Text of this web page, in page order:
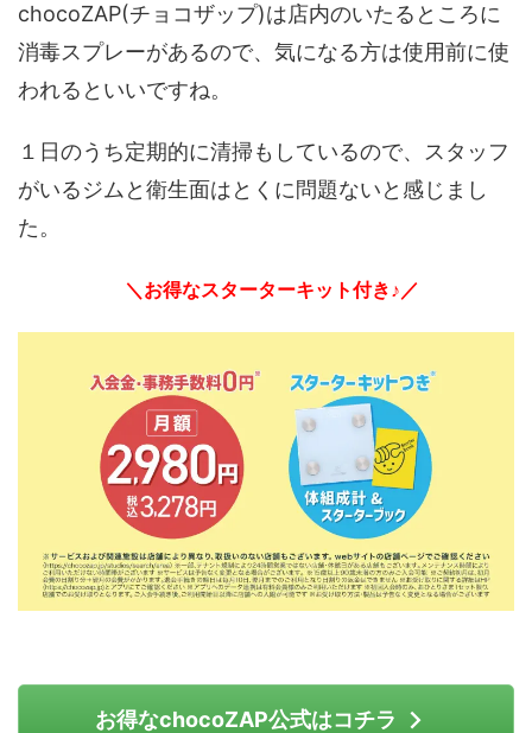
chocoZAP(チョコザップ)は店内のいたるところに
消毒スプレーがあるので、気になる方は使用前に使
われるといいですね。
１日のうち定期的に清掃もしているので、スタッフ
がいるジムと衛生面はとくに問題ないと感じまし
た。
＼お得なスターターキット付き♪／
お得なchocoZAP公式はコチラ